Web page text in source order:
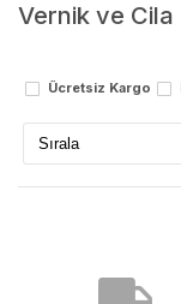
stokta var
Vernik ve Cila
Ücretsiz Kargo